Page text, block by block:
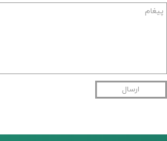
ارسال